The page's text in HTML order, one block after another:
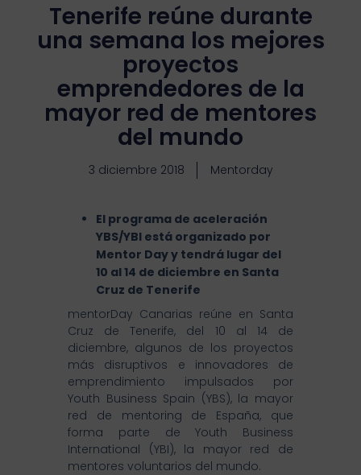
Tenerife reúne durante
una semana los mejores
proyectos
emprendedores de la
mayor red de mentores
del mundo
3 diciembre 2018 Mentorday
El programa de aceleración
YBS/YBI está organizado por
Mentor Day y tendrá lugar del
10 al 14 de diciembre en Santa
Cruz de Tenerife
mentorDay Canarias reúne en Santa
Cruz de Tenerife, del 10 al 14 de
diciembre, algunos de los proyectos
más disruptivos e innovadores de
emprendimiento impulsados por
Youth Business Spain (YBS), la mayor
red de mentoring de España, que
forma parte de Youth Business
International (YBI), la mayor red de
mentores voluntarios del mundo.